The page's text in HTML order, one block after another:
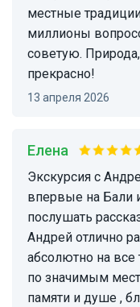
местные
миллионы
советую.
прекрасно!
13 апреля 2026
Елена
экскурсия с Андреем очень понравилась. Мы
впервые на Бали
послушать
Андрей отлично
абсолютно на
по значимым
памяти и душе ,